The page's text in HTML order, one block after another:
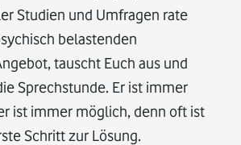
Studien und Umfragen rate
belastenden
tauscht Euch aus und
Sprechstunde. Er ist immer
ist immer möglich, denn oft ist
Schritt zur Lösung.